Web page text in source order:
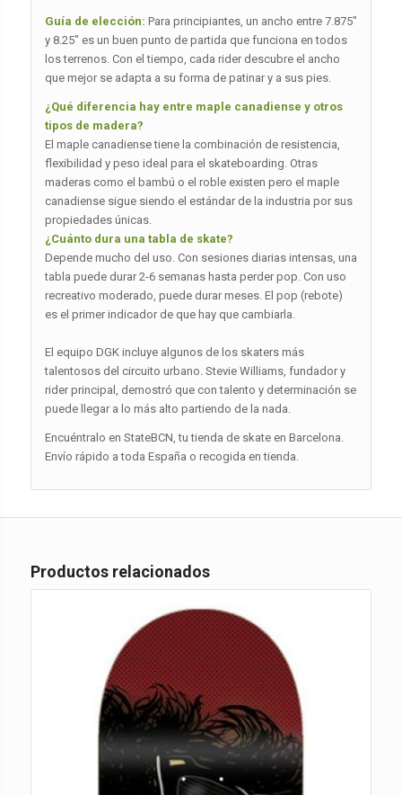
Guía de elección: Para principiantes, un ancho entre 7.875″
y 8.25″ es un buen punto de partida que funciona en todos
los terrenos. Con el tiempo, cada rider descubre el ancho
que mejor se adapta a su forma de patinar y a sus pies.
¿Qué diferencia hay entre maple canadiense y otros
tipos de madera?
El maple canadiense tiene la combinación de resistencia,
flexibilidad y peso ideal para el skateboarding. Otras
maderas como el bambú o el roble existen pero el maple
canadiense sigue siendo el estándar de la industria por sus
propiedades únicas.
¿Cuánto dura una tabla de skate?
Depende mucho del uso. Con sesiones diarias intensas, una
tabla puede durar 2-6 semanas hasta perder pop. Con uso
recreativo moderado, puede durar meses. El pop (rebote)
es el primer indicador de que hay que cambiarla.
El equipo DGK incluye algunos de los skaters más
talentosos del circuito urbano. Stevie Williams, fundador y
rider principal, demostró que con talento y determinación se
puede llegar a lo más alto partiendo de la nada.
Encuéntralo en StateBCN, tu tienda de skate en Barcelona.
Envío rápido a toda España o recogida en tienda.
Productos relacionados